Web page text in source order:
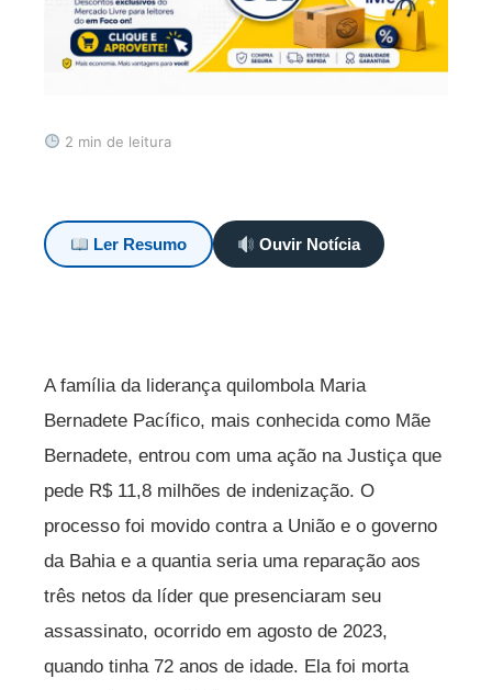
2 min de leitura
Ler Resumo Ouvir Notícia
A família da liderança quilombola Maria
Bernadete Pacífico, mais conhecida como Mãe
Bernadete, entrou com uma ação na Justiça que
pede R$ 11,8 milhões de indenização. O
processo foi movido contra a União e o governo
da Bahia e a quantia seria uma reparação aos
três netos da líder que presenciaram seu
assassinato, ocorrido em agosto de 2023,
quando tinha 72 anos de idade. Ela foi morta